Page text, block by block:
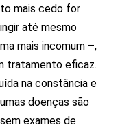
mais cedo for
até mesmo
mais incomum –,
tratamento eficaz.
na constância e
doenças são
exames de